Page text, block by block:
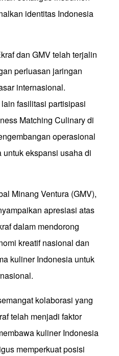
identitas Indonesia
dan GMV telah terjalin
perluasan jaringan
internasional.
fasilitasi partisipasi
Matching Culinary di
operasional
ekspansi usaha di
Minang Ventura (GMV),
apresiasi atas
dalam mendorong
kreatif nasional dan
kuliner Indonesia untuk
kolaborasi yang
telah menjadi faktor
kuliner Indonesia
memperkuat posisi